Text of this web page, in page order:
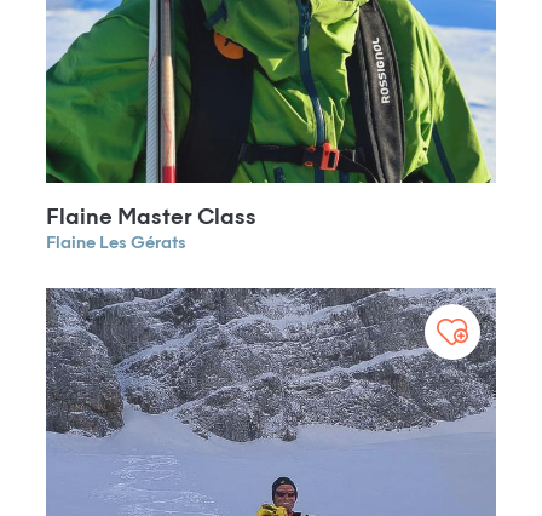
Flaine Master Class
Flaine Les Gérats